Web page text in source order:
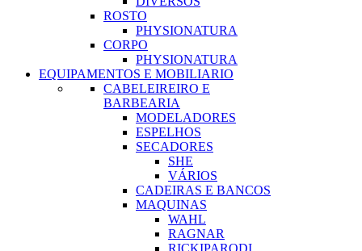
ROSTO
PHYSIONATURA
CORPO
PHYSIONATURA
EQUIPAMENTOS E MOBILIARIO
CABELEIREIRO E
BARBEARIA
MODELADORES
ESPELHOS
SECADORES
SHE
VÁRIOS
CADEIRAS E BANCOS
MAQUINAS
WAHL
RAGNAR
RICKIPARODI